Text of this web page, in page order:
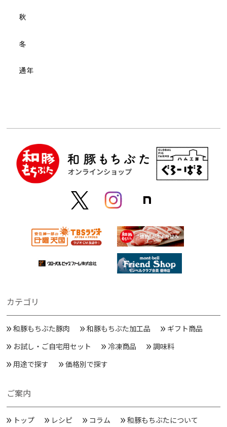
秋
冬
通年
カテゴリ
和豚もちぶた豚肉 和豚もちぶた加工品
ギフト商品
お試し・ご自宅用セット
冷凍商品
調味料
用途で探す
価格別で探す
ご案内
トップ レシピ コラム 和豚もちぶたについて